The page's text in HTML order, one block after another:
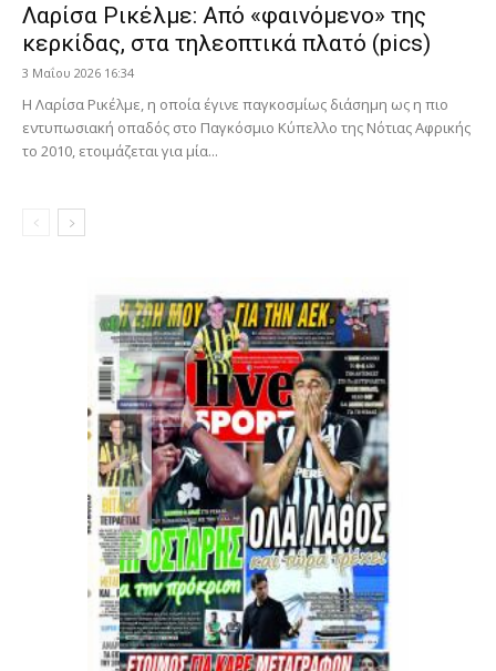
Λαρίσα Ρικέλμε: Από «φαινόμενο» της
κερκίδας, στα τηλεοπτικά πλατό (pics)
3 Μαΐου 2026 16:34
Η Λαρίσα Ρικέλμε, η οποία έγινε παγκοσμίως διάσημη ως η πιο
εντυπωσιακή οπαδός στο Παγκόσμιο Κύπελλο της Νότιας Αφρικής
το 2010, ετοιμάζεται για μία...